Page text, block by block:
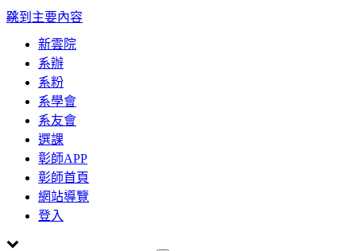
跳到主要內容
:::
新雲院
系辦
系粉
系學會
系友會
選課
彰師APP
彰師首頁
網站導覽
登入